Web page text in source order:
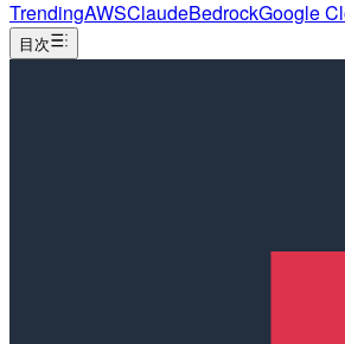
TrendingAWSClaudeBedrockGoogle
目次